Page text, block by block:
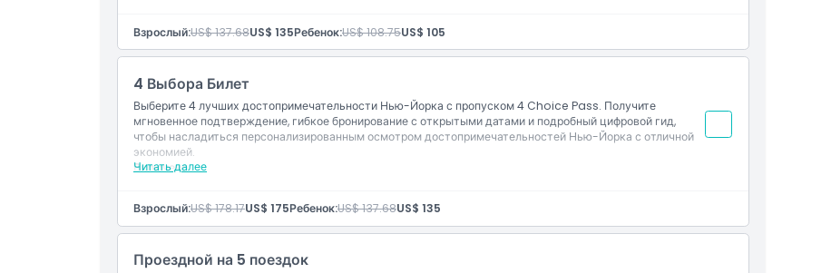
Цифровой гид с информацией о достопримечательностях
Мгновенное подтверждение и бронирование с открытой датой
Взрослый:US$ 137.68US$ 135Ребенок:US$ 108.75US$ 105
4 Выбора Билет
Выберите 4 лучших достопримечательности Нью-Йорка с пропуском 4 Choice Pass. Получите
мгновенное подтверждение, гибкое бронирование с открытыми датами и подробный цифровой гид,
чтобы насладиться персонализированным осмотром достопримечательностей Нью-Йорка с отличной
экономией.
Читать далее
Включено
Цифровой гид с информацией о достопримечательностях
Мгновенное подтверждение и бронирование с открытыми датами
Взрослый:US$ 178.17US$ 175Ребенок:US$ 137.68US$ 135
Проездной на 5 поездок